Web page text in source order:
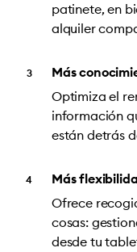
patinete, en
alquiler
Más
Optimiza el
información
están detrás
Más
Ofrece
cosas:
desde tu